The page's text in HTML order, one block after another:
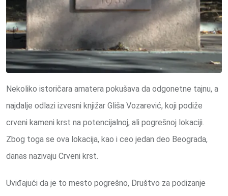
Nekoliko istoričara amatera pokušava da odgonetne tajnu, a
najdalje odlazi izvesni knjižar Gliša Vozarević, koji podiže
crveni kameni krst na potencijalnoj, ali pogrešnoj lokaciji.
Zbog toga se ova lokacija, kao i ceo jedan deo Beograda,
danas nazivaju Crveni krst.
Uviđajući da je to mesto pogrešno, Društvo za podizanje